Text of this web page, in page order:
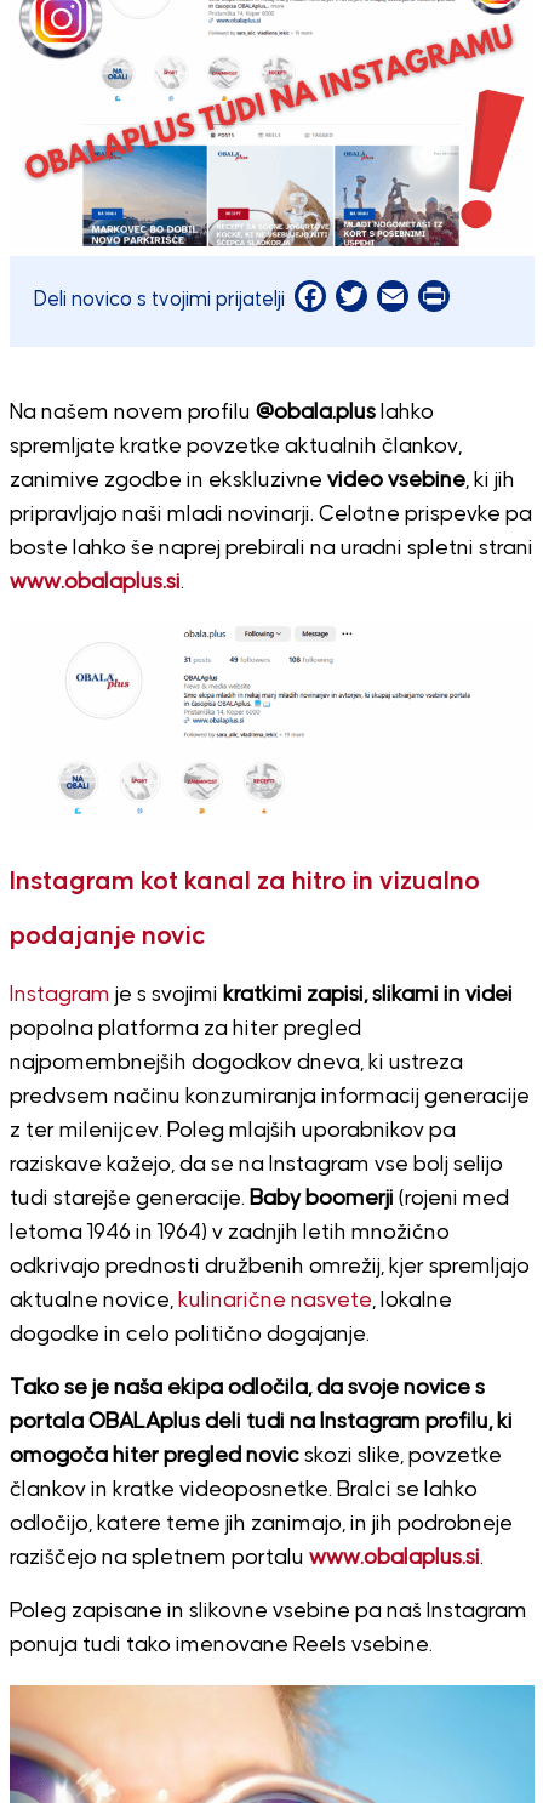
Deli novico s tvojimi prijatelji Facebook
Twitter
EmailPrint
Na našem novem profilu @obala.pluslahko
spremljate kratke povzetke aktualnih člankov,
zanimive zgodbe in ekskluzivne video vsebine, ki jih
pripravljajo naši mladi novinarji. Celotne prispevke pa
boste lahko še naprej prebirali na uradni spletni strani
www.obalaplus.si.
Instagram kot kanal za hitro in vizualno
podajanje novic
Instagram je s svojimi kratkimi zapisi, slikami in videi
popolna platforma za hiter pregled
najpomembnejših dogodkov dneva, ki ustreza
predvsem načinu konzumiranja informacij generacije
z ter milenijcev. Poleg mlajših uporabnikov pa
raziskave kažejo, da se na Instagram vse bolj selijo
tudi starejše generacije. Baby boomerji (rojeni med
letoma 1946 in 1964) v zadnjih letih množično
odkrivajo prednosti družbenih omrežij, kjer spremljajo
aktualne novice,kulinarične nasvete, lokalne
dogodke in celo politično dogajanje.
Tako se je naša ekipa odločila, da svoje novice s
portala OBALAplus deli tudi na Instagram profilu, ki
omogoča hiter pregled novicskozi slike, povzetke
člankov in kratke videoposnetke. Bralci se lahko
odločijo, katere teme jih zanimajo, in jih podrobneje
raziščejo na spletnem portalu www.obalaplus.si.
Poleg zapisane in slikovne vsebine pa naš Instagram
ponuja tudi tako imenovane Reels vsebine.